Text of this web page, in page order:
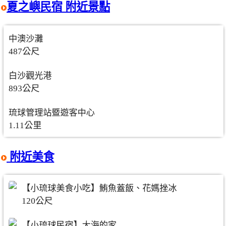
夏之嶼民宿 附近景點
中澳沙灘
487公尺
白沙觀光港
893公尺
琉球管理站暨遊客中心
1.11公里
附近美食
【小琉球美食小吃】鮪魚蓋飯、花媽挫冰
120公尺